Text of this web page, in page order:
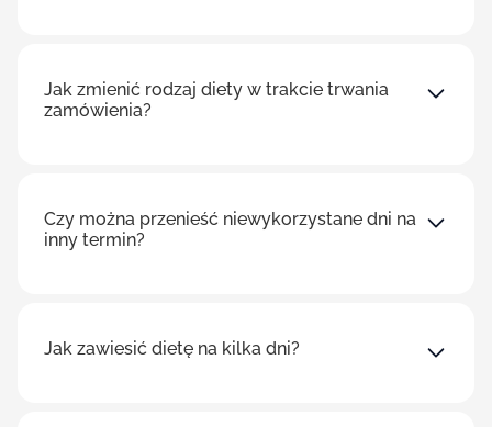
Jak zmienić rodzaj diety w trakcie trwania
zamówienia?
Czy można przenieść niewykorzystane dni na
inny termin?
Jak zawiesić dietę na kilka dni?